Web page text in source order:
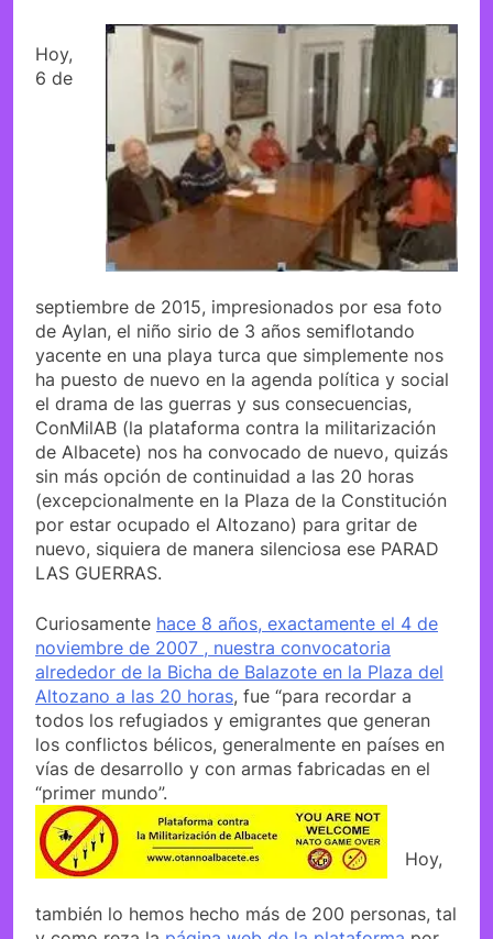
Hoy,
6 de
septiembre de 2015, impresionados por esa foto
de Aylan, el niño sirio de 3 años semiflotando
yacente en una playa turca que simplemente nos
ha puesto de nuevo en la agenda política y social
el drama de las guerras y sus consecuencias,
ConMilAB (la plataforma contra la militarización
de Albacete) nos ha convocado de nuevo, quizás
sin más opción de continuidad a las 20 horas
(excepcionalmente en la Plaza de la Constitución
por estar ocupado el Altozano) para gritar de
nuevo, siquiera de manera silenciosa ese PARAD
LAS GUERRAS.
Curiosamente hace 8 años, exactamente el 4 de
noviembre de 2007 , nuestra convocatoria
alrededor de la Bicha de Balazote en la Plaza del
Altozano a las 20 horas, fue “para recordar a
todos los refugiados y emigrantes que generan
los conflictos bélicos, generalmente en países en
vías de desarrollo y con armas fabricadas en el
“primer mundo”.
Hoy,
también lo hemos hecho más de 200 personas, tal